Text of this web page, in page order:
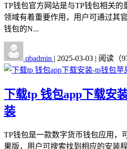
TP钱包官方网站是与TP钱包相关的
领域有着重要作用，用户可通过其
钱包的N...
qbadmin | 2025-03-03 | 阅读（
下载tp 钱包app下载安
装
TP钱包是一款数字货币钱包应用，
果版，用户可搜索找到相应的安装